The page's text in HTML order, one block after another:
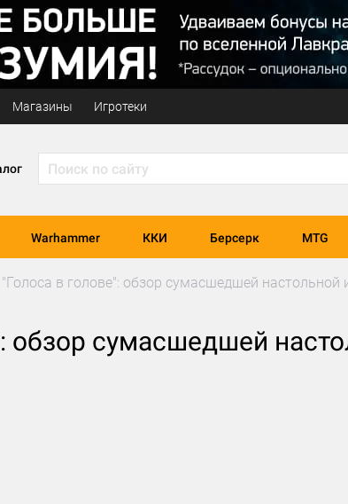
Магазины Игротеки
Warhammer ККИ Берсерк MTG
"Голоса в голове": обзор сумасшедшей настольной
обзор сумасшедшей